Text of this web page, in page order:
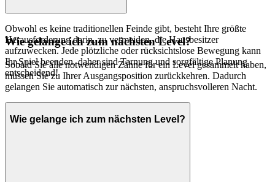
Obwohl es keine traditionellen Feinde gibt, besteht Ihre größte
Herausforderung darin, zu vermeiden, die Hausbesitzer
aufzuwecken. Jede plötzliche oder rücksichtslose Bewegung kann
Ihr Spiel beenden, daher sind Tarnung und sorgfältige Planung
entscheidend!
Wie gelange ich zum nächsten Level?
Sobald Sie alle notwendigen Zähne für ein Level gesammelt haben,
müssen Sie zu Ihrer Ausgangsposition zurückkehren. Dadurch
gelangen Sie automatisch zur nächsten, anspruchsvolleren Nacht.
Wie gelange ich zum nächsten Level?